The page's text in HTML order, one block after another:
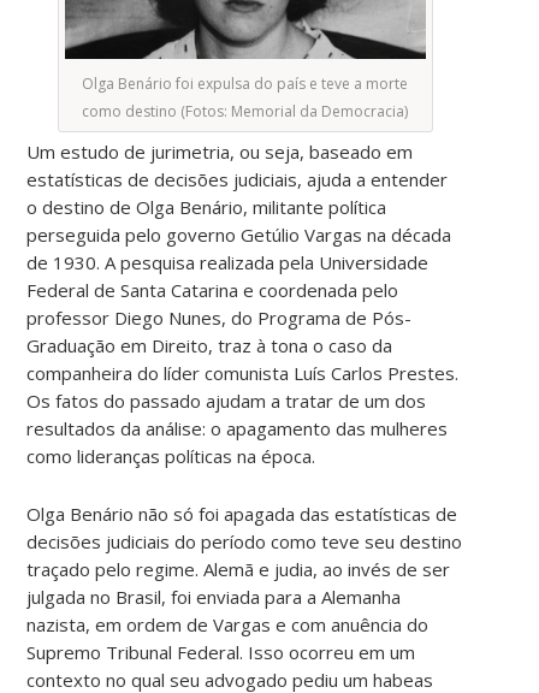
Olga Benário foi expulsa do país e teve a morte
como destino (Fotos: Memorial da Democracia)
Um estudo de jurimetria, ou seja, baseado em
estatísticas de decisões judiciais, ajuda a entender
o destino de Olga Benário, militante política
perseguida pelo governo Getúlio Vargas na década
de 1930. A pesquisa realizada pela Universidade
Federal de Santa Catarina e coordenada pelo
professor Diego Nunes, do Programa de Pós-
Graduação em Direito, traz à tona o caso da
companheira do líder comunista Luís Carlos Prestes.
Os fatos do passado ajudam a tratar de um dos
resultados da análise: o apagamento das mulheres
como lideranças políticas na época.
Olga Benário não só foi apagada das estatísticas de
decisões judiciais do período como teve seu destino
traçado pelo regime. Alemã e judia, ao invés de ser
julgada no Brasil, foi enviada para a Alemanha
nazista, em ordem de Vargas e com anuência do
Supremo Tribunal Federal. Isso ocorreu em um
contexto no qual seu advogado pediu um habeas